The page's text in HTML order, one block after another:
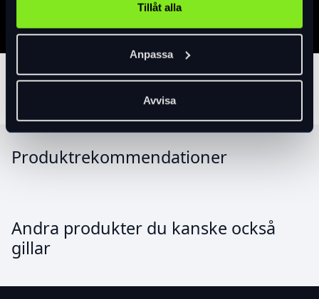
Tillåt alla
Anpassa
Avvisa
Tillbehör
Produktrekommendationer
Andra produkter du kanske också
gillar